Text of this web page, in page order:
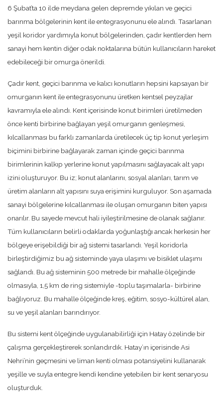
6 Şubat’ta 10 ilde meydana gelen depremde yıkılan ve geçici
barınma bölgelerinin kent ile entegrasyonunu ele alındı. Tasarlanan
yeşil koridor yardımıyla konut bölgelerinden, çadır kentlerden hem
sanayi hem kentin diğer odak noktalarına bütün kullanıcıların hareket
edebileceği bir omurga önerildi.
Çadır kent, geçici barınma ve kalıcı konutların hepsini kapsayan bir
omurganın kent ile entegrasyonunu üretken kentsel peyzajlar
kavramıyla ele alındı. Kent içerisinde konut birimleri üretilmeden
önce kenti birbirine bağlayan yeşil omurganın genleşmesi,
kılcallanması bu farklı zamanlarda üretilecek üç tip konut yerleşim
biçimini birbirine bağlayarak zaman içinde geçici barınma
birimlerinin kalkıp yerlerine konut yapılmasını sağlayacak alt yapı
izini oluşturuyor. Bu iz; konut alanlarını, sosyal alanları, tarım ve
üretim alanların alt yapısını suya erişimini kurguluyor. Son aşamada
sanayi bölgelerine kılcallanması ile oluşan omurganın biten yapısı
onarılır. Bu sayede mevcut hali iyileştirilmesine de olanak sağlanır.
Tüm kullanıcıların belirli odaklarda yoğunlaştığı ancak herkesin her
bölgeye erişebildiği bir ağ sistemi tasarlandı. Yeşil koridorla
birleştirdiğimiz bu ağ sisteminde yaya ulaşımı ve bisiklet ulaşımı
sağlandı. Bu ağ sisteminin 500 metrede bir mahalle ölçeğinde
olmasıyla, 1,5 km de ring sistemiyle -toplu taşımalarla- birbirine
bağlıyoruz. Bu mahalle ölçeğinde kreş, eğitim, sosyo-kültürel alan,
su ve yeşil alanları barındırıyor.
Bu sistemi kent ölçeğinde uygulanabilirliği için Hatay özelinde bir
çalışma gerçekleştirerek sonlandırdık. Hatay’ın içerisinde Asi
Nehri’nin geçmesini ve liman kenti olması potansiyelini kullanarak
yeşille ve suyla entegre kendi kendine yetebilen bir kent senaryosu
oluşturduk.